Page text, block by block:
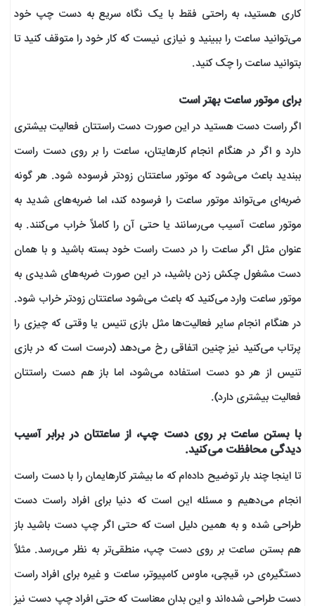
کاری هستید، به راحتی فقط با یک نگاه سریع به دست چپ خود
می‌توانید ساعت را ببینید و نیازی نیست که کار خود را متوقف کنید تا
بتوانید ساعت را چک کنید.
برای موتور ساعت بهتر است
اگر راست دست هستید در این صورت دست راستتان فعالیت بیشتری
دارد و اگر در هنگام انجام کارهایتان، ساعت را بر روی دست راست
ببندید باعث می‌شود که موتور ساعتتان زودتر فرسوده شود. هر گونه‌
ضربه‌ای می‌تواند موتور ساعت را فرسوده کند، اما ضربه‌های شدید به
موتور ساعت آسیب می‌رسانند یا حتی آن را کاملاً خراب می‌کنند. به
عنوان مثل اگر ساعت را در دست راست خود بسته باشید و با همان
دست مشغول چکش زدن باشید، در این صورت ضربه‌های شدیدی به
موتور ساعت وارد می‌کنید که باعث می‌شود ساعتتان زودتر خراب شود.
در هنگام انجام سایر فعالیت‌ها مثل بازی تنیس یا وقتی که چیزی را
پرتاب می‌کنید نیز چنین اتفاقی رخ می‌دهد (درست است که در بازی
تنیس از هر دو دست استفاده می‌شود، اما باز هم دست راستتان
فعالیت بیشتری دارد).
با بستن ساعت بر روی دست چپ، از ساعتتان در برابر آسیب‌
دیدگی محافظت می‌کنید.
تا اینجا چند بار توضیح داده‌ام که ما بیشتر کارهایمان را با دست راست
انجام می‌دهیم و مسئله این است که دنیا برای افراد راست دست
طراحی شده و به همین دلیل است که حتی اگر چپ دست باشید باز
هم بستن ساعت بر روی دست چپ، منطقی‌تر به نظر می‌رسد. مثلاً
دستگیره‌ی در، قیچی، ماوس کامپیوتر، ساعت و غیره برای افراد راست
دست طراحی شده‌اند و این بدان معناست که حتی افراد چپ دست نیز